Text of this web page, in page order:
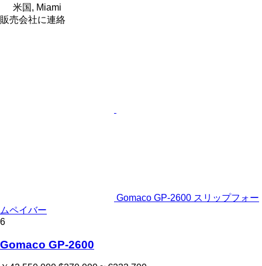
米国, Miami
販売会社に連絡
Gomaco GP-2600 スリップフォー
ムペイバー
6
Gomaco GP-2600